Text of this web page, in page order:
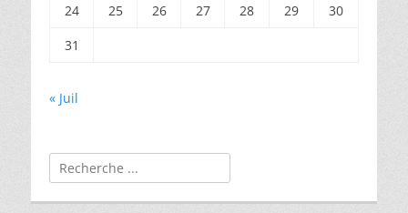
24
25 26 27 28 29
30
31
« Juil
Rechercher :